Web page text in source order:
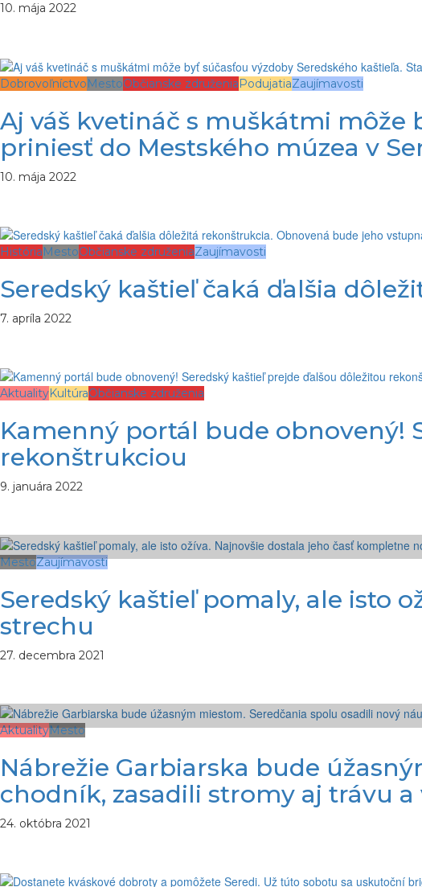
10. mája 2022
DobrovoľníctvoMestoObčianske združeniaPodujatiaZaujímavosti
Aj váš kvetináč s muškátmi môže
priniesť do Mestského múzea v
10. mája 2022
HistóriaMestoObčianske združeniaZaujímavosti
Seredský kaštieľ čaká ďalšia
7. apríla 2022
AktualityKultúraObčianske združenia
Kamenný portál bude obnovený!
rekonštrukciou
9. januára 2022
MestoZaujímavosti
Seredský kaštieľ pomaly, ale isto
strechu
27. decembra 2021
AktualityMesto
Nábrežie Garbiarska bude
chodník, zasadili stromy aj trávu
24. októbra 2021